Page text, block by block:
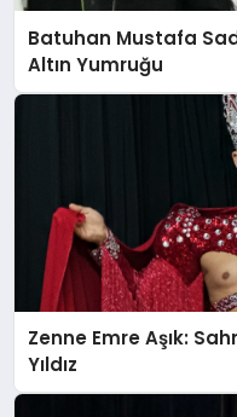
Batuhan Mustafa
Altın Yumruğu
Zenne Emre Aşık:
Yıldız